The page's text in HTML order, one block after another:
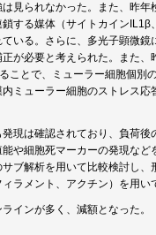
見られなかった。また、昨年
する媒体（サイトカインIL1β
いる。さらに、多光子顕微鏡
が必要と考えられた。また
ことで、ミューラー細胞個別
ミューラー細胞のストレス
現は確認されており、負荷後
や細胞死マーカーの発現な
ブ解析を用いて比較検討し
ラメント、アクチン）を用い
インが多く、減額となった。